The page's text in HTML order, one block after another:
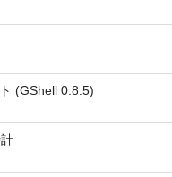
(GShell 0.8.5)